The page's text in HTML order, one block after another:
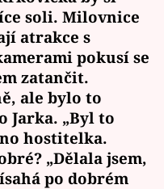
soli. Milovnice
atrakce s
pokusí se
zatančit.
ale bylo to
Jarka. „Byl to
hostitelka.
„Dělala jsem,
po dobrém